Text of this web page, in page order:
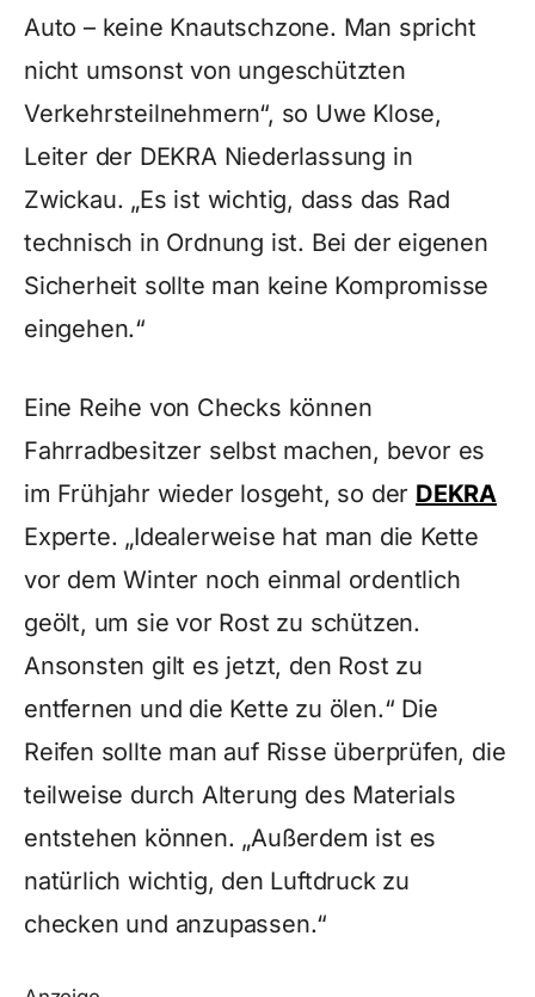
Auto – keine Knautschzone. Man spricht
nicht umsonst von ungeschützten
Verkehrsteilnehmern“, so Uwe Klose,
Leiter der DEKRA Niederlassung in
Zwickau. „Es ist wichtig, dass das Rad
technisch in Ordnung ist. Bei der eigenen
Sicherheit sollte man keine Kompromisse
eingehen.“
Eine Reihe von Checks können
Fahrradbesitzer selbst machen, bevor es
im Frühjahr wieder losgeht, so der DEKRA
Experte. „Idealerweise hat man die Kette
vor dem Winter noch einmal ordentlich
geölt, um sie vor Rost zu schützen.
Ansonsten gilt es jetzt, den Rost zu
entfernen und die Kette zu ölen.“ Die
Reifen sollte man auf Risse überprüfen, die
teilweise durch Alterung des Materials
entstehen können. „Außerdem ist es
natürlich wichtig, den Luftdruck zu
checken und anzupassen.“